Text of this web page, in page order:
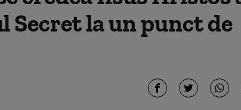
Secret la un punct de